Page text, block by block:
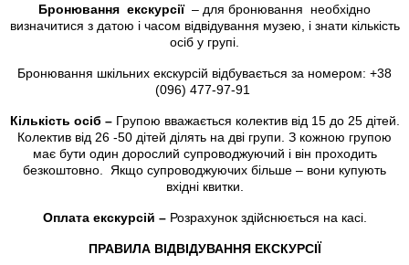
Бронювання екскурсії– для бронювання необхідно
визначитися з датою і часом відвідування музею, і знати кількість
осіб у групі.
Бронювання шкільних екскурсій відбувається за номером: +38
(096) 477-97-91
Кількість осіб – Групою вважається колектив від 15 до 25 дітей.
Колектив від 26 -50 дітей ділять на дві групи. З кожною групою
має бути один дорослий супроводжуючий і він проходить
безкоштовно. Якщо супроводжуючих більше – вони купують
вхідні квитки.
Оплата екскурсій – Розрахунок здійснюється на касі.
ПРАВИЛА ВІДВІДУВАННЯ ЕКСКУРСІЇ